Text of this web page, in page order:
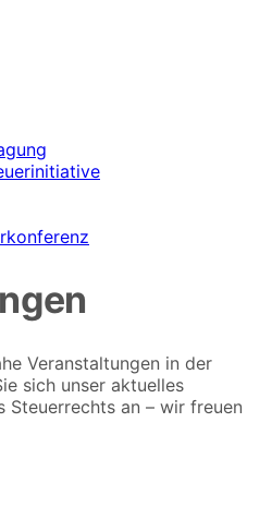
Veranstaltungen in der
sich unser aktuelles
Steuerrechts an – wir freuen